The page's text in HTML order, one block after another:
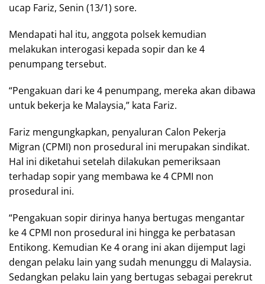
ucap Fariz, Senin (13/1) sore.
Mendapati hal itu, anggota polsek kemudian
melakukan interogasi kepada sopir dan ke 4
penumpang tersebut.
“Pengakuan dari ke 4 penumpang, mereka akan dibawa
untuk bekerja ke Malaysia,” kata Fariz.
Fariz mengungkapkan, penyaluran Calon Pekerja
Migran (CPMI) non prosedural ini merupakan sindikat.
Hal ini diketahui setelah dilakukan pemeriksaan
terhadap sopir yang membawa ke 4 CPMI non
prosedural ini.
“Pengakuan sopir dirinya hanya bertugas mengantar
ke 4 CPMI non prosedural ini hingga ke perbatasan
Entikong. Kemudian Ke 4 orang ini akan dijemput lagi
dengan pelaku lain yang sudah menunggu di Malaysia.
Sedangkan pelaku lain yang bertugas sebagai perekrut